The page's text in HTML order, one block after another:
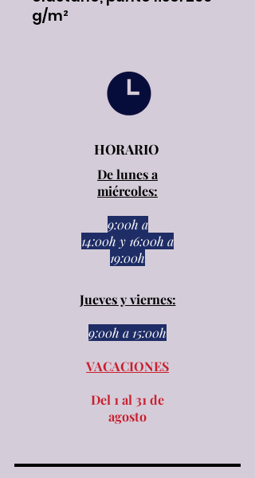
g/m²
HORARIO
De lunes a
miércoles:
9:00h a
14:00h y 16:00h a
19:00h
Jueves y viernes:
9:00h a 15:00h​​
VACACIONES
Del 1 al 31 de
agosto